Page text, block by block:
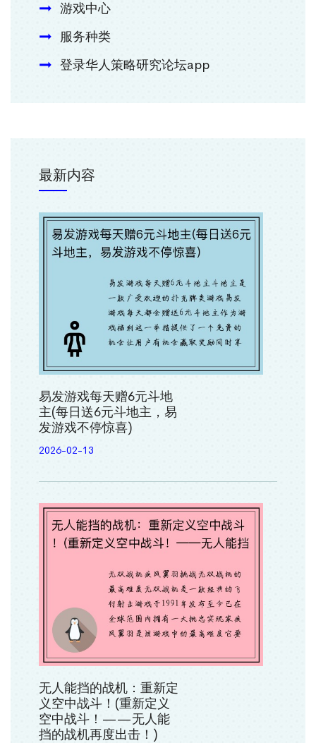
游戏中心
服务种类
登录华人策略研究论坛app
最新内容
易发游戏每天赠6元斗地
主(每日送6元斗地主，易
发游戏不停惊喜)
2026-02-13
无人能挡的战机：重新定
义空中战斗！(重新定义
空中战斗！——无人能
挡的战机再度出击！)